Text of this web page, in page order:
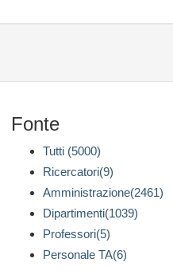
Fonte
Tutti (5000)
Ricercatori(9)
Amministrazione(2461)
Dipartimenti(1039)
Professori(5)
Personale TA(6)